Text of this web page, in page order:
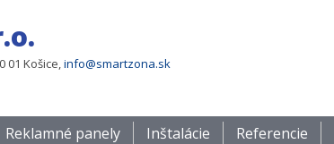
01 Košice,info@smartzona.sk
Reklamné panely Inštalácie Referencie